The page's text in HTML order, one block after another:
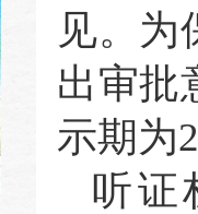
见。为
出审批
示期为
听证